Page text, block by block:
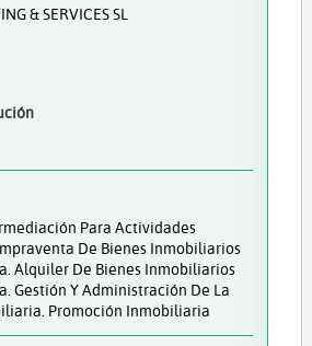
& SERVICES SL
Para Actividades
De Bienes Inmobiliarios
Alquiler De Bienes Inmobiliarios
Gestión Y Administración De La
Promoción Inmobiliaria